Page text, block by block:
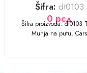
Šifra: dt0103
0 рсд
​​​​Šifra proizvoda: dt0103
Munja na putu, Cars